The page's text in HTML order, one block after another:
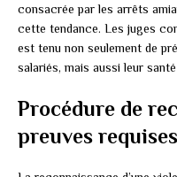
consacrée par les arrêts
cette tendance. Les juges
est tenu non seulement de
salariés, mais aussi leur
Procédure de
preuves requises